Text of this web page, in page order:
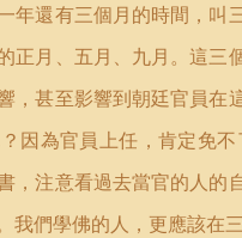
年還有三個月的時間，
正月、五月、九月。這
，甚至影響到朝廷官員
因為官員上任，肯定免
，注意看過去當官的人
我們學佛的人，更應該在